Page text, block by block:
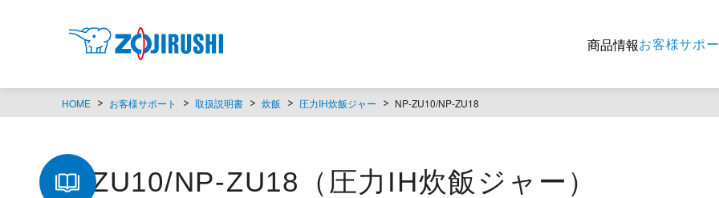
商品情報お客様サポ
HOME お客様サポート 取扱説明書 炊飯 圧力IH炊飯ジャー NP-ZU10/NP-ZU18
NP-ZU10/NP-ZU18（圧力IH炊飯ジャー）